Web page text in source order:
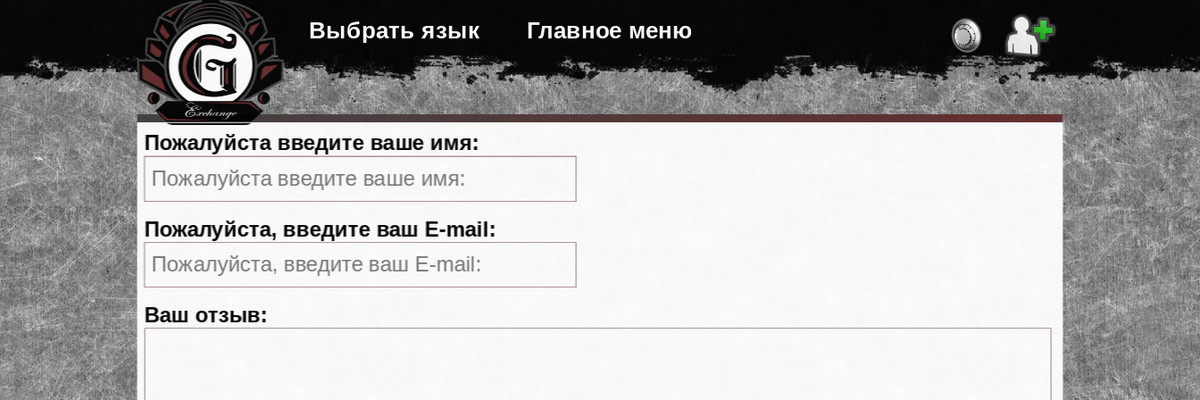
Выбрать язык Главное меню
Пожалуйста введите ваше имя:
Пожалуйста, введите ваш E-mail:
Ваш отзыв: